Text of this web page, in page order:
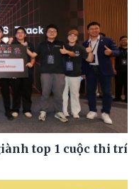
top 1 cuộc thi trí